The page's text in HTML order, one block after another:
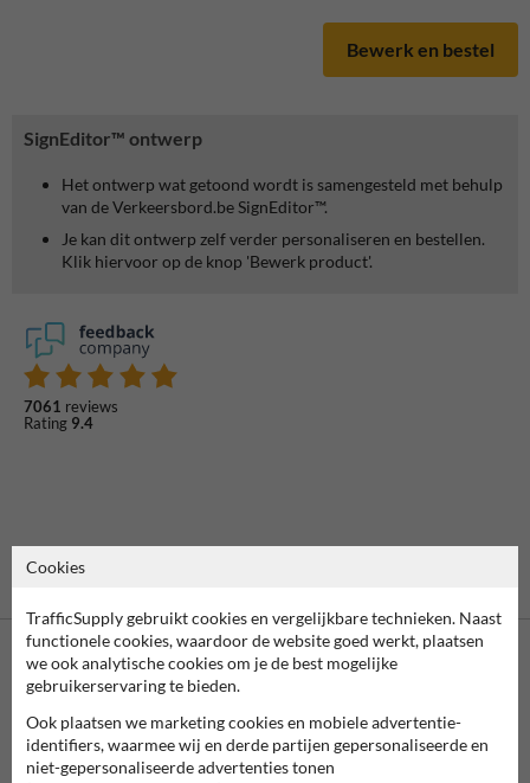
SignEditor™ ontwerp
Het ontwerp wat getoond wordt is samengesteld met behulp
van de Verkeersbord.be SignEditor™.
Je kan dit ontwerp zelf verder personaliseren en bestellen.
Klik hiervoor op de knop 'Bewerk product'.
7061 reviews
Rating 9.4
Bewerk en bestel
Vooruitbetaling
Cookies
TrafficSupply gebruikt cookies en vergelijkbare technieken. Naast
functionele cookies, waardoor de website goed werkt, plaatsen
we ook analytische cookies om je de best mogelijke
gebruikerservaring te bieden.
Ook plaatsen we marketing cookies en mobiele advertentie-
identifiers, waarmee wij en derde partijen gepersonaliseerde en
niet-gepersonaliseerde advertenties tonen